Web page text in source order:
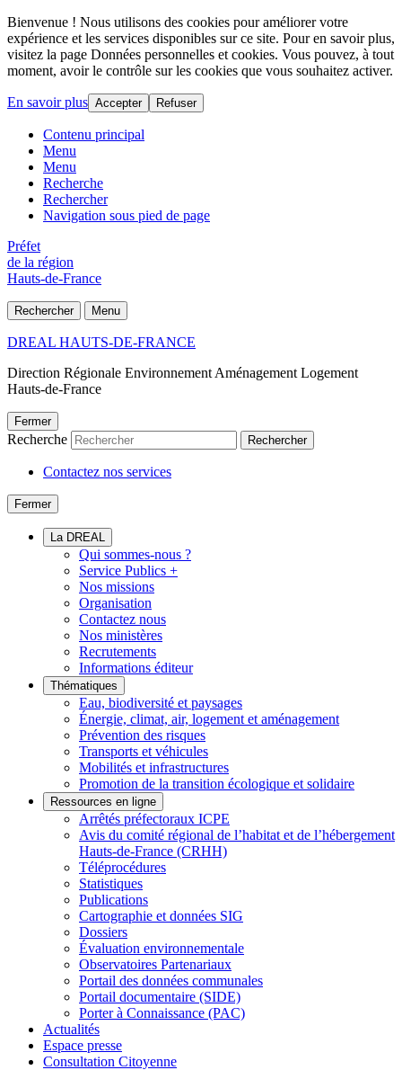
Bienvenue ! Nous utilisons des cookies pour améliorer votre
expérience et les services disponibles sur ce site. Pour en savoir plus,
visitez la page Données personnelles et cookies. Vous pouvez, à tout
moment, avoir le contrôle sur les cookies que vous souhaitez activer.
En savoir plus Accepter Refuser
Contenu principal
Menu
Menu
Recherche
Rechercher
Navigation sous pied de page
Préfet
de la région
Hauts-de-France
Rechercher Menu
DREAL HAUTS-DE-FRANCE
Direction Régionale Environnement Aménagement Logement
Hauts-de-France
Fermer
Recherche Rechercher
Contactez nos services
Fermer
La DREAL
Qui sommes-nous ?
Service Publics +
Nos missions
Organisation
Contactez nous
Nos ministères
Recrutements
Informations éditeur
Thématiques
Eau, biodiversité et paysages
Énergie, climat, air, logement et aménagement
Prévention des risques
Transports et véhicules
Mobilités et infrastructures
Promotion de la transition écologique et solidaire
Ressources en ligne
Arrêtés préfectoraux ICPE
Avis du comité régional de l’habitat et de l’hébergement
Hauts-de-France (CRHH)
Téléprocédures
Statistiques
Publications
Cartographie et données SIG
Dossiers
Évaluation environnementale
Observatoires Partenariaux
Portail des données communales
Portail documentaire (SIDE)
Porter à Connaissance (PAC)
Actualités
Espace presse
Consultation Citoyenne